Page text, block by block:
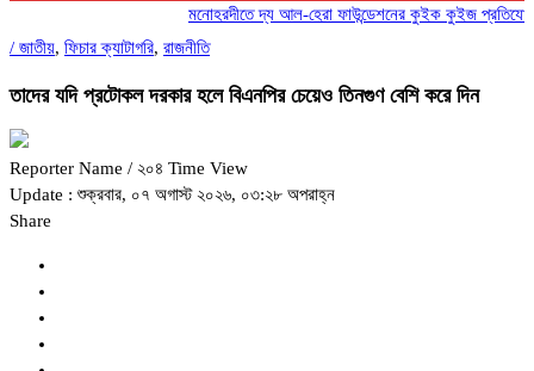
মনোহরদীতে দ্য আল-হেরা ফাউন্ডেশনের কুইক কুইজ প্রতিযোগিতা
/ জাতীয়, ফিচার ক্যাটাগরি, রাজনীতি
তাদের যদি প্রটোকল দরকার হলে বিএনপির চেয়েও তিনগুণ বেশি করে দিন
Reporter Name / ২০৪ Time View
Update : শুক্রবার, ০৭ অগাস্ট ২০২৬, ০৩:২৮ অপরাহ্ন
Share